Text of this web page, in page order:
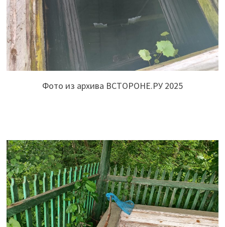
Фото из архива ВСТОРОНЕ.РУ 2025